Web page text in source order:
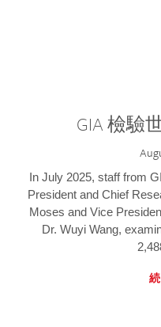
GIA 檢驗
In July 2025, staff from
President and Chief
Moses and Vice
Dr. Wuyi Wang,